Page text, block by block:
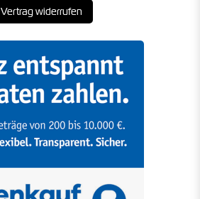
Vertrag widerrufen